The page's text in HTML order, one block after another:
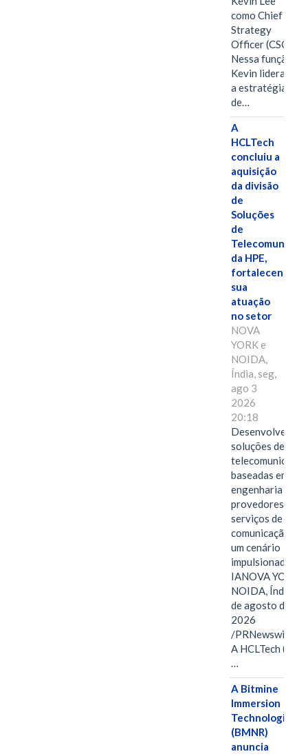
como Chief
Strategy
Officer (CSO).
Nessa função,
Kevin liderará
a estratégia
de…
A
HCLTech
concluiu a
aquisição
da divisão
de
Soluções
de
da HPE,
fortalecendo
sua
atuação
no setor
NOVA
YORK e
NOIDA,
Índia, seg,
ago 3
2026
20:18
Desenvolvendo
soluções de
baseadas em
engenharia para
provedores de
serviços de
comunicação em
um cenário
impulsionado
IANOVA YORK e
NOIDA, Índia, 3
de agosto de
2026
/PRNewswire/ --
A HCLTech (NSE:
…
A Bitmine
Immersion
Technologies
(BMNR)
anuncia